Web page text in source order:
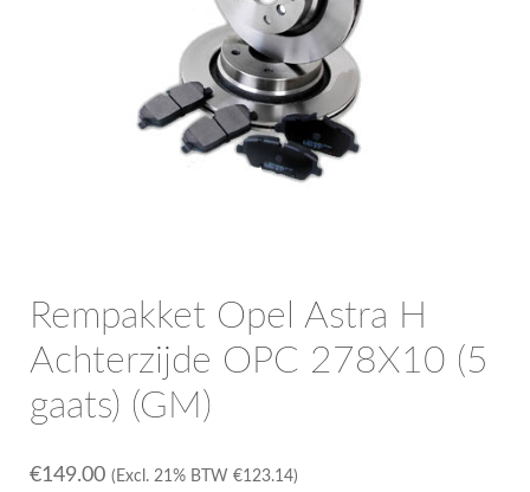
Inloggen / Registreren
Rempakket Opel Astra H
Achterzijde OPC 278X10 (5
gaats) (GM)
€149.00 (Excl. 21% BTW €123.14)